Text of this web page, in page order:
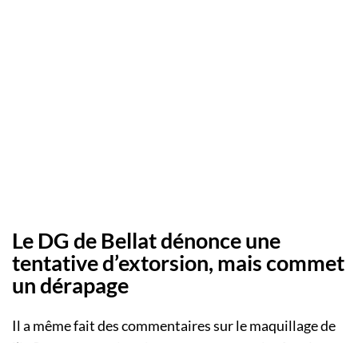
Le DG de Bellat dénonce une
tentative d’extorsion, mais commet
un dérapage
Il a même fait des commentaires sur le maquillage de